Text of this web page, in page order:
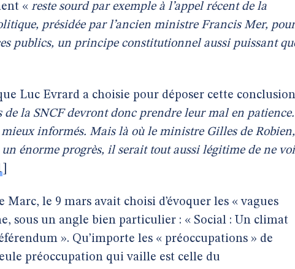
« reste sourd par exemple à l’appel récent de la
présidée par l’ancien ministre Francis Mer, pour
publics, un principe constitutionnel aussi puissant
Luc Evrard a choisie pour déposer cette conclusion
de la SNCF devront donc prendre leur mal en patience.
mieux informés. Mais là où le ministre Gilles de Robien,
énorme progrès, il serait tout aussi légitime de ne
Marc, le 9 mars avait choisi d’évoquer les « vagues
sous un angle bien particulier : « Social : Un climat
». Qu’importe les « préoccupations » de
préoccupation qui vaille est celle du